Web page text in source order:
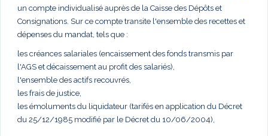
un compte individualisé auprès de la Caisse des Dépôts et
Consignations. Sur ce compte transite l'ensemble des recettes et
dépenses du mandat, tels que :
les créances salariales (encaissement des fonds transmis par
l'AGS et décaissement au profit des salariés),
l'ensemble des actifs recouvrés,
les frais de justice,
les émoluments du liquidateur (tarifés en application du Décret
du 25/12/1985 modifié par le Décret du 10/06/2004),